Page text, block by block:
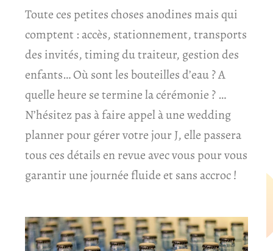
Toute ces petites choses anodines mais qui
comptent : accès, stationnement, transports
des invités, timing du traiteur, gestion des
enfants… Où sont les bouteilles d’eau ? A
quelle heure se termine la cérémonie ? …
N’hésitez pas à faire appel à une wedding
planner pour gérer votre jour J, elle passera
tous ces détails en revue avec vous pour vous
garantir une journée fluide et sans accroc !